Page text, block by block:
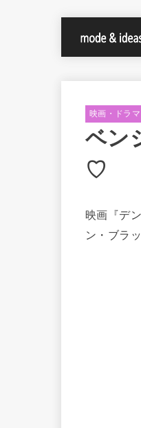
映画・ドラマ
ベン
♡
映画『デ
ン・ブラッ